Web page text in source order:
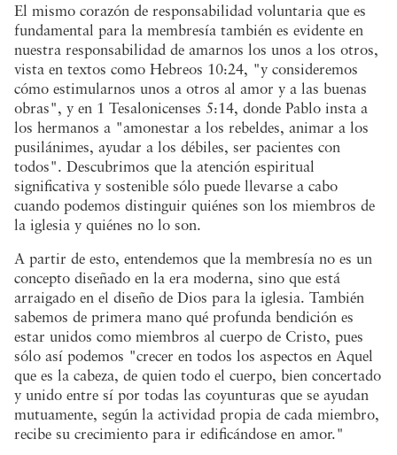
El mismo corazón de responsabilidad voluntaria que es
fundamental para la membresía también es evidente en
nuestra responsabilidad de amarnos los unos a los otros,
vista en textos como Hebreos 10:24, "y consideremos
cómo estimularnos unos a otros al amor y a las buenas
obras", y en 1 Tesalonicenses 5:14, donde Pablo insta a
los hermanos a "amonestar a los rebeldes, animar a los
pusilánimes, ayudar a los débiles, ser pacientes con
todos". Descubrimos que la atención espiritual
significativa y sostenible sólo puede llevarse a cabo
cuando podemos distinguir quiénes son los miembros de
la iglesia y quiénes no lo son.
A partir de esto, entendemos que la membresía no es un
concepto diseñado en la era moderna, sino que está
arraigado en el diseño de Dios para la iglesia. También
sabemos de primera mano qué profunda bendición es
estar unidos como miembros al cuerpo de Cristo, pues
sólo así podemos "crecer en todos los aspectos en Aquel
que es la cabeza, de quien todo el cuerpo, bien concertado
y unido entre sí por todas las coyunturas que se ayudan
mutuamente, según la actividad propia de cada miembro,
recibe su crecimiento para ir edificándose en amor."